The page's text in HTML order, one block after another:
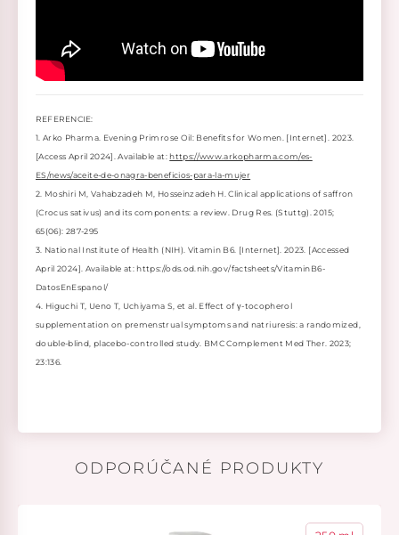
REFERENCIE:
1. Arko Pharma. Evening Primrose Oil: Benefits for Women. [Internet]. 2023.
[Access April 2024]. Available at: https://www.arkopharma.com/es-
ES/news/aceite-de-onagra-beneficios-para-la-mujer
2. Moshiri M, Vahabzadeh M, Hosseinzadeh H. Clinical applications of saffron
(Crocus sativus) and its components: a review. Drug Res. (Stuttg). 2015;
65(06): 287-295
3. National Institute of Health (NIH). Vitamin B6. [Internet]. 2023. [Accessed
April 2024]. Available at: https://ods.od.nih.gov/factsheets/VitaminB6-
DatosEnEspanol/
4. Higuchi T, Ueno T, Uchiyama S, et al. Effect of γ-tocopherol
supplementation on premenstrual symptoms and natriuresis: a randomized,
double-blind, placebo-controlled study. BMC Complement Med Ther. 2023;
23:136.
ODPORÚČANÉ PRODUKTY